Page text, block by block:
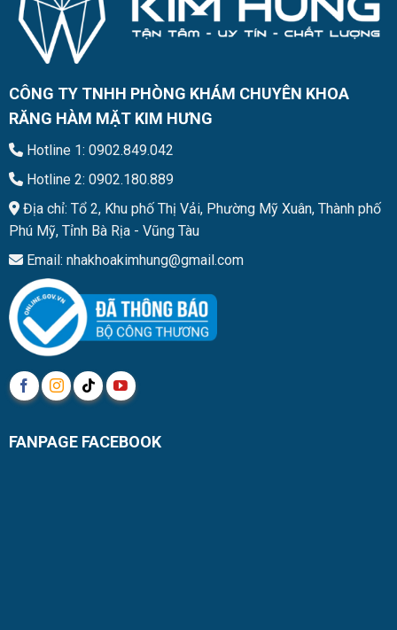
CÔNG TY TNHH PHÒNG KHÁM CHUYÊN KHOA
RĂNG HÀM MẶT KIM HƯNG
Hotline 1: 0902.849.042
Hotline 2: 0902.180.889
Địa chỉ: Tổ 2, Khu phố Thị Vải, Phường Mỹ Xuân, Thành phố
Phú Mỹ, Tỉnh Bà Rịa - Vũng Tàu
Email: nhakhoakimhung@gmail.com
FANPAGE FACEBOOK